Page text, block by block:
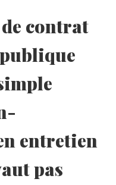
contrat
entretien
pas